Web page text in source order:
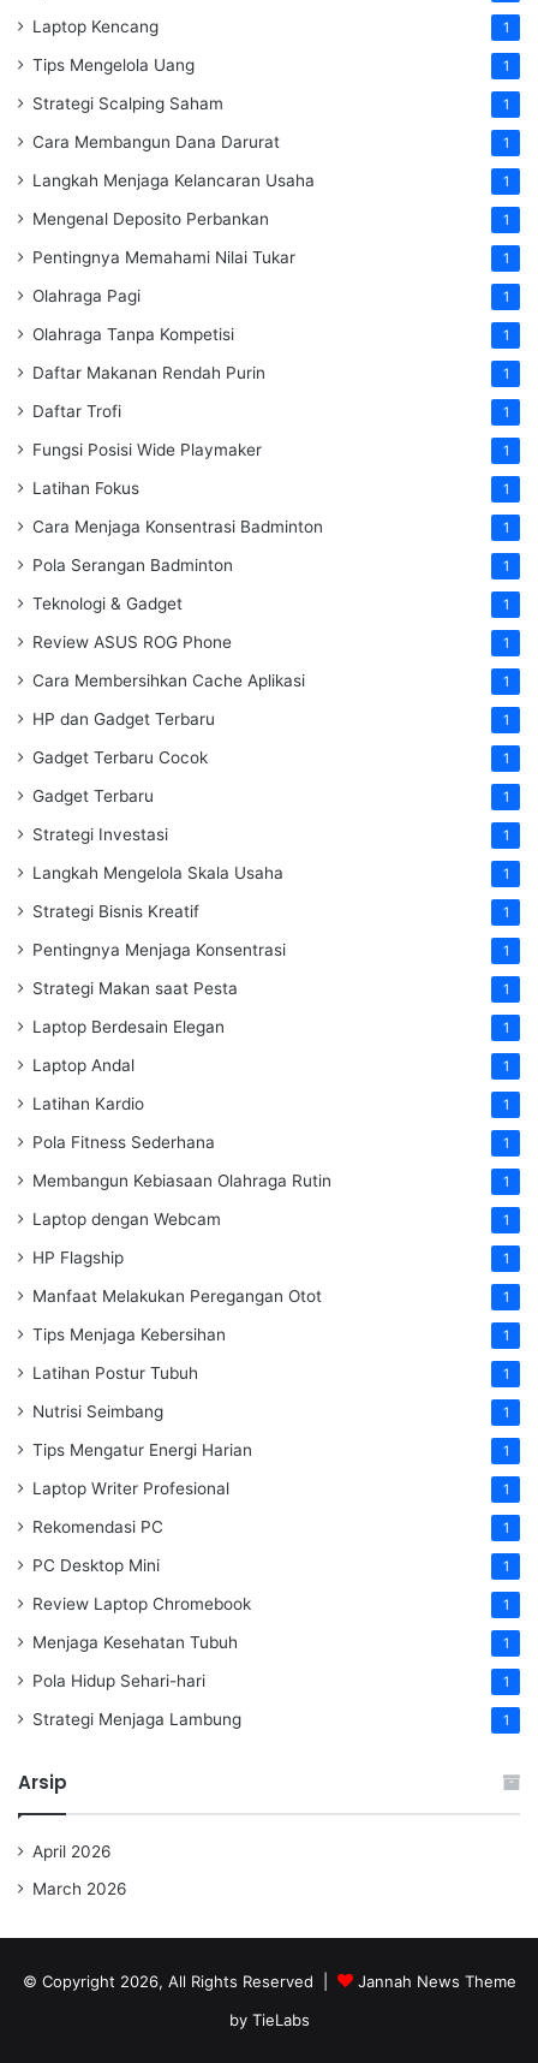
Laptop Kencang 1
Tips Mengelola Uang 1
Strategi Scalping Saham 1
Cara Membangun Dana Darurat 1
Langkah Menjaga Kelancaran Usaha 1
Mengenal Deposito Perbankan 1
Pentingnya Memahami Nilai Tukar 1
Olahraga Pagi 1
Olahraga Tanpa Kompetisi 1
Daftar Makanan Rendah Purin 1
Daftar Trofi 1
Fungsi Posisi Wide Playmaker 1
Latihan Fokus 1
Cara Menjaga Konsentrasi Badminton 1
Pola Serangan Badminton 1
Teknologi & Gadget 1
Review ASUS ROG Phone 1
Cara Membersihkan Cache Aplikasi 1
HP dan Gadget Terbaru 1
Gadget Terbaru Cocok 1
Gadget Terbaru 1
Strategi Investasi 1
Langkah Mengelola Skala Usaha 1
Strategi Bisnis Kreatif 1
Pentingnya Menjaga Konsentrasi 1
Strategi Makan saat Pesta 1
Laptop Berdesain Elegan 1
Laptop Andal 1
Latihan Kardio 1
Pola Fitness Sederhana 1
Membangun Kebiasaan Olahraga Rutin 1
Laptop dengan Webcam 1
HP Flagship 1
Manfaat Melakukan Peregangan Otot 1
Tips Menjaga Kebersihan 1
Latihan Postur Tubuh 1
Nutrisi Seimbang 1
Tips Mengatur Energi Harian 1
Laptop Writer Profesional 1
Rekomendasi PC 1
PC Desktop Mini 1
Review Laptop Chromebook 1
Menjaga Kesehatan Tubuh 1
Pola Hidup Sehari-hari 1
Strategi Menjaga Lambung 1
Arsip
April 2026
March 2026
© Copyright 2026, All Rights Reserved |
Jannah News Theme
by TieLabs